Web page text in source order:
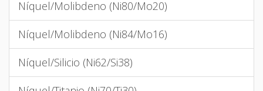
Níquel/Molibdeno (Ni80/Mo20)
Níquel/Molibdeno (Ni84/Mo16)
Níquel/Silicio (Ni62/Si38)